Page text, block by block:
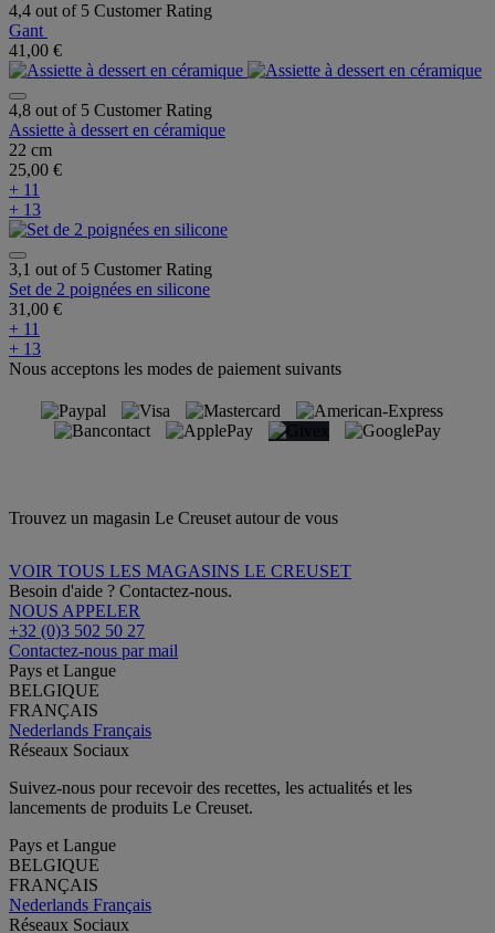
4,4 out of 5 Customer Rating
Gant
41,00 €
4,8 out of 5 Customer Rating
Assiette à dessert en céramique
22 cm
25,00 €
+ 11
+ 13
3,1 out of 5 Customer Rating
Set de 2 poignées en silicone
31,00 €
+ 11
+ 13
Nous acceptons les modes de paiement suivants
Trouvez un magasin Le Creuset autour de vous
VOIR TOUS LES MAGASINS LE CREUSET
Besoin d'aide ? Contactez-nous.
NOUS APPELER
+32 (0)3 502 50 27
Contactez-nous par mail
Pays et Langue
BELGIQUE
FRANÇAIS
Nederlands Français
Réseaux Sociaux
Suivez-nous pour recevoir des recettes, les actualités et les
lancements de produits Le Creuset.
Pays et Langue
BELGIQUE
FRANÇAIS
Nederlands Français
Réseaux Sociaux